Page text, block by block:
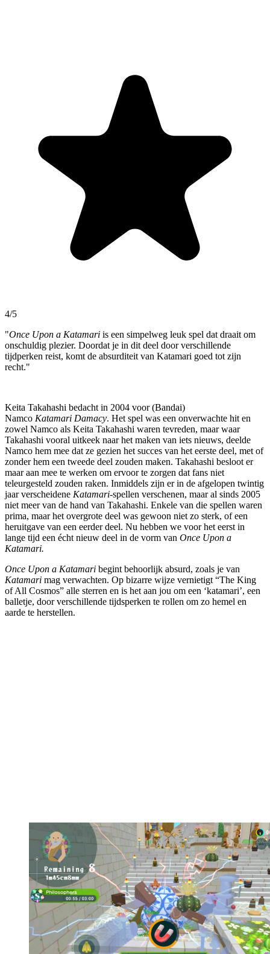
4/5
"Once Upon a Katamari is een simpelweg leuk spel dat draait om
onschuldig plezier. Doordat je in dit deel door verschillende
tijdperken reist, komt de absurditeit van Katamari goed tot zijn
recht."
Keita Takahashi bedacht in 2004 voor (Bandai)
Namco Katamari Damacy. Het spel was een onverwachte hit en
zowel Namco als Keita Takahashi waren tevreden, maar waar
Takahashi vooral uitkeek naar het maken van iets nieuws, deelde
Namco hem mee dat ze gezien het succes van het eerste deel, met of
zonder hem een tweede deel zouden maken. Takahashi besloot er
maar aan mee te werken om ervoor te zorgen dat fans niet
teleurgesteld zouden raken. Inmiddels zijn er in de afgelopen twintig
jaar verscheidene Katamari-spellen verschenen, maar al sinds 2005
niet meer van de hand van Takahashi. Enkele van die spellen waren
prima, maar het overgrote deel was gewoon niet zo sterk, of een
heruitgave van een eerder deel. Nu hebben we voor het eerst in
lange tijd een écht nieuw deel in de vorm van Once Upon a
Katamari.
Once Upon a Katamari begint behoorlijk absurd, zoals je van
Katamari mag verwachten. Op bizarre wijze vernietigt “The King
of All Cosmos” alle sterren en is het aan jou om een ‘katamari’, een
balletje, door verschillende tijdsperken te rollen om zo hemel en
aarde te herstellen.